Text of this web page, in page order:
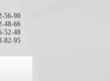
56-90
48-66
52-48
82-95